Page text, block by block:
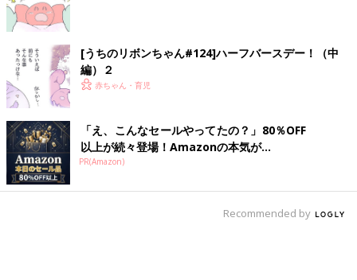
[うちのリボンちゃん#124]ハーフバースデー！（中
編）２
赤ちゃん・育児
「え、こんなセールやってたの？」80％OFF
以上が続々登場！Amazonの本気が...
PR(Amazon)
Recommended by